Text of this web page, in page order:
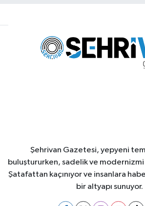
Şehrivan Gazetesi, yepyeni
buluştururken, sadelik ve
Şatafattan kaçınıyor ve insanlara
bir altyapı sunuyor.